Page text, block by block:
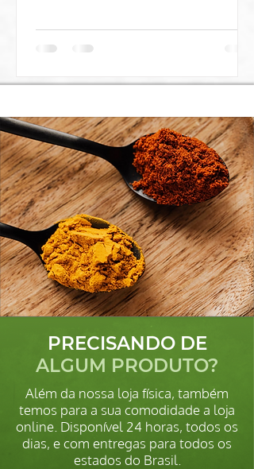
PRECISANDO DE
ALGUM PRODUTO?
Além da nossa loja física, também
temos para a sua comodidade a loja
online. Disponível 24 horas, todos os
dias, e com entregas para todos os
estados do Brasil.